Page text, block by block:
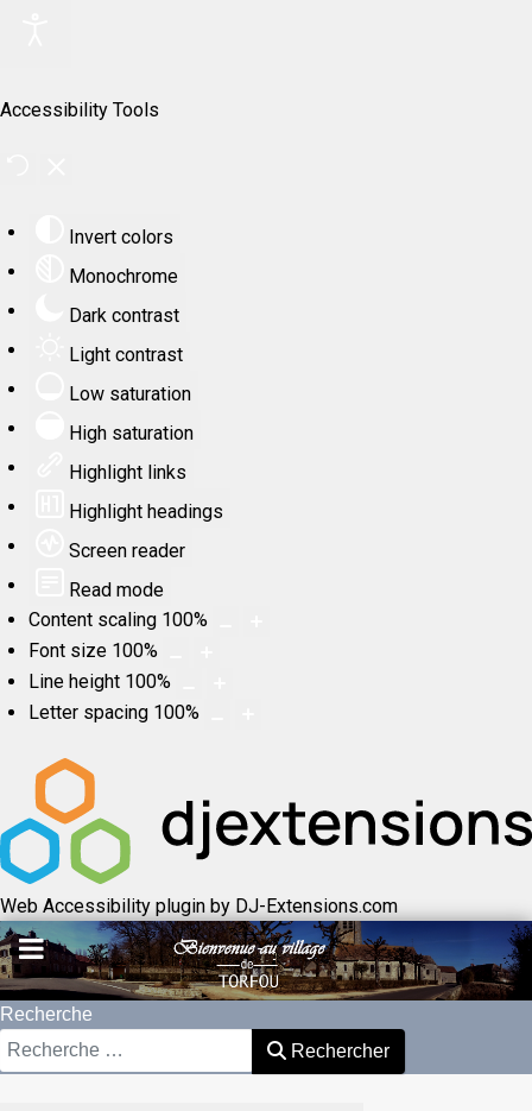
Accessibility Tools
Invert colors
Monochrome
Dark contrast
Light contrast
Low saturation
High saturation
Highlight links
Highlight headings
Screen reader
Read mode
Content scaling 100%
Font size 100%
Line height 100%
Letter spacing 100%
Web Accessibility plugin by DJ-Extensions.com
Recherche
Rechercher